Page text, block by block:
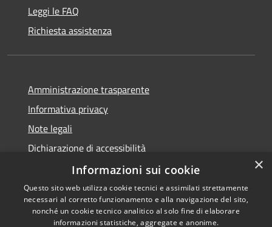
Leggi le FAQ
Richiesta assistenza
Amministrazione trasparente
Informativa privacy
Note legali
Dichiarazione di accessibilità
Informative Privacy
×
Informazioni sui cookie
Questo sito web utilizza cookie tecnici e assimilati strettamente
necessari al corretto funzionamento e alla navigazione del sito,
nonché un cookie tecnico analitico al solo fine di elaborare
informazioni statistiche, aggregate e anonime.